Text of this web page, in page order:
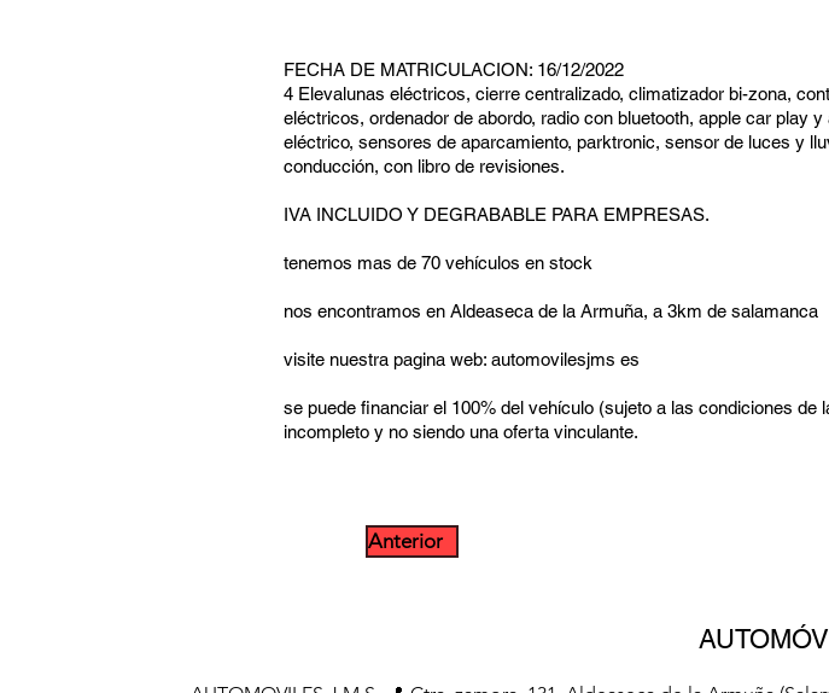
FECHA DE MATRICULACION: 16/12/2022
4 Elevalunas eléctricos, cierre centralizado, climatizador bi-zona,
eléctricos, ordenador de abordo, radio con bluetooth, apple car play
eléctrico, sensores de aparcamiento, parktronic, sensor de luces y
conducción, con libro de revisiones.
IVA INCLUIDO Y DEGRABABLE PARA EMPRESAS.
tenemos mas de 70 vehículos en stock
nos encontramos en Aldeaseca de la Armuña, a 3km de salamanca
visite nuestra pagina web: automovilesjms es
se puede financiar el 100% del vehículo (sujeto a las condiciones
incompleto y no siendo una oferta vinculante.
Anterior